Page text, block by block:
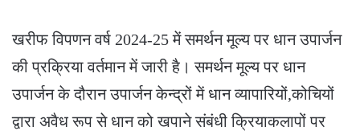
खरीफ विपणन वर्ष 2024-25 में समर्थन मूल्य पर धान उपार्जन
की प्रक्रिया वर्तमान में जारी है। समर्थन मूल्य पर धान
उपार्जन के दौरान उपार्जन केन्द्रों में धान व्यापारियों,कोचियों
द्वारा अवैध रूप से धान को खपाने संबंधी क्रियाकलापों पर